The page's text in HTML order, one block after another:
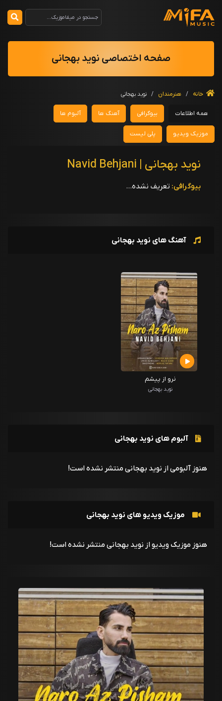
صفحه اختصاصی نوید بهجانی
خانه / هنرمندان / نوید بهجانی
همه اطلاعات بیوگرافی آهنگ ها آلبوم ها
موزیک ویدیو پلی لیست
نوید بهجانی | Navid Behjani
بیوگرافی: تعریف نشده...
آهنگ های نوید بهجانی
نرو از پیشم
نوید بهجانی
آلبوم های نوید بهجانی
هنوز آلبومی از نوید بهجانی منتشر نشده است!
موزیک ویدیو های نوید بهجانی
هنوز موزیک ویدیو از نوید بهجانی منتشر نشده است!